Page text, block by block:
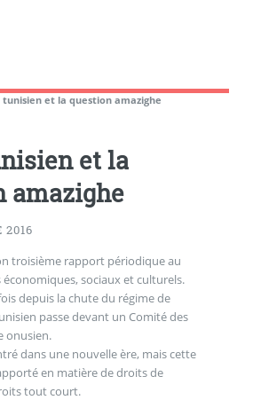
tunisien et la question amazighe
et la
amazighe
2016
troisième rapport périodique au
sociaux et culturels.
depuis la chute du régime de
passe devant un Comité des
onusien.
dans une nouvelle ère, mais cette
en matière de droits de
tout court.